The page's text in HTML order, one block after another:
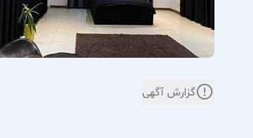
گزارش آگهی